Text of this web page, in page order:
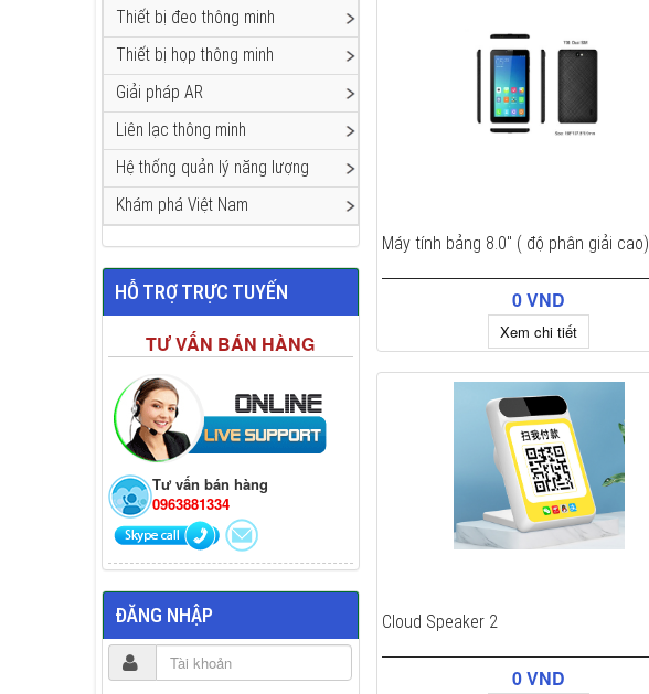
Máy tính bảng 8.0" ( độ phân giải cao)
0 VND
Xem chi tiết
Cloud Speaker 2
0 VND
Thiết bị đeo thông minh
Thiết bị họp thông minh
Giải pháp AR
Liên lạc thông minh
Hệ thống quản lý năng lượng
Khám phá Việt Nam
HỖ TRỢ TRỰC TUYẾN
TƯ VẤN BÁN HÀNG
Tư vấn bán hàng
0963881334
ĐĂNG NHẬP